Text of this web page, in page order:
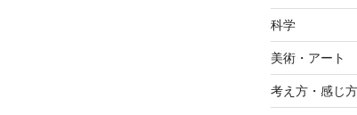
科学
美術・アート
考え方・感じ方